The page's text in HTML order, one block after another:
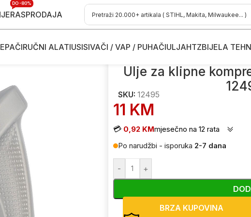
RASPRODAJA
DO -80%
RUČNI ALATIUSISIVAČI / VAP / PUHAČIULJAHTZBIJELA
za alate Ulje za klipne kompresore – mineralno Airpress 12495 600ml
Ulje za klipne
SKU: 12495
11 KM
💳 0,92 KMmjesečno na 12 rata
Po narudžbi - isporuka 2-7 dana
- +
BRZA KUPOVINA